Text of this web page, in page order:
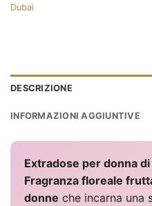
Dubai
DESCRIZIONE
INFORMAZIONI AGGIUNTIVE
Extradose per donna
Fragranza floreale
donne che incarna una